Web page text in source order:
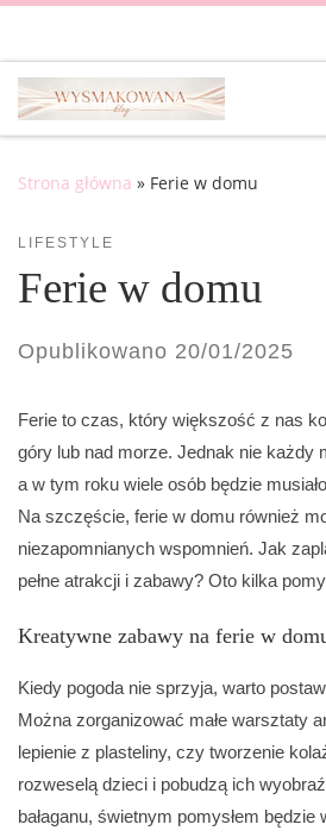
Strona główna » Ferie w domu
LIFESTYLE
Ferie w domu
Opublikowano 20/01/2025
Ferie to czas, który większość z nas
góry lub nad morze. Jednak nie każdy
a w tym roku wiele osób będzie
Na szczęście, ferie w domu również
niezapomnianych wspomnień. Jak
pełne atrakcji i zabawy? Oto kilka
Kreatywne zabawy na ferie w
Kiedy pogoda nie sprzyja, warto
Można zorganizować małe warsztaty
lepienie z plasteliny, czy tworzenie
rozweselą dzieci i pobudzą ich
bałaganu, świetnym pomysłem będzie